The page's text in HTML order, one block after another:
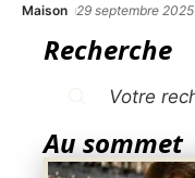
Maison 29 septembre 2025
Recherche
Au sommet